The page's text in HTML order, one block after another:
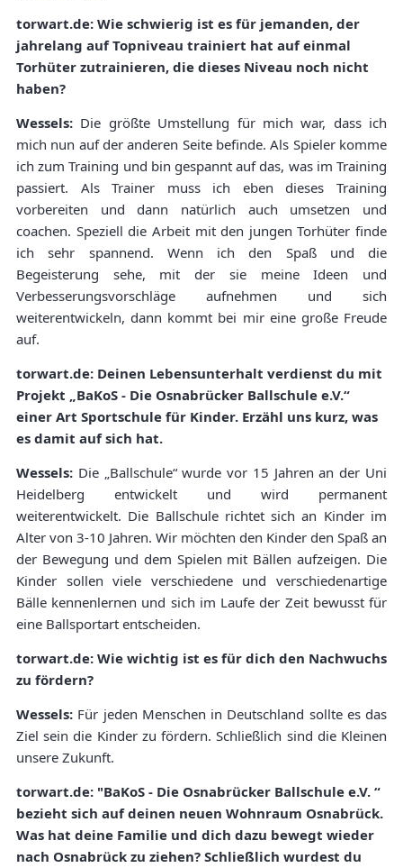
torwart.de: Wie schwierig ist es für jemanden, der
jahrelang auf Topniveau trainiert hat auf einmal
Torhüter zutrainieren, die dieses Niveau noch nicht
haben?
Wessels: Die größte Umstellung für mich war, dass ich
mich nun auf der anderen Seite befinde. Als Spieler komme
ich zum Training und bin gespannt auf das, was im Training
passiert. Als Trainer muss ich eben dieses Training
vorbereiten und dann natürlich auch umsetzen und
coachen. Speziell die Arbeit mit den jungen Torhüter finde
ich sehr spannend. Wenn ich den Spaß und die
Begeisterung sehe, mit der sie meine Ideen und
Verbesserungsvorschläge aufnehmen und sich
weiterentwickeln, dann kommt bei mir eine große Freude
auf.
torwart.de: Deinen Lebensunterhalt verdienst du mit
Projekt „BaKoS - Die Osnabrücker Ballschule e.V.“
einer Art Sportschule für Kinder. Erzähl uns kurz, was
es damit auf sich hat.
Wessels: Die „Ballschule“ wurde vor 15 Jahren an der Uni
Heidelberg entwickelt und wird permanent
weiterentwickelt. Die Ballschule richtet sich an Kinder im
Alter von 3-10 Jahren. Wir möchten den Kinder den Spaß an
der Bewegung und dem Spielen mit Bällen aufzeigen. Die
Kinder sollen viele verschiedene und verschiedenartige
Bälle kennenlernen und sich im Laufe der Zeit bewusst für
eine Ballsportart entscheiden.
torwart.de: Wie wichtig ist es für dich den Nachwuchs
zu fördern?
Wessels: Für jeden Menschen in Deutschland sollte es das
Ziel sein die Kinder zu fördern. Schließlich sind die Kleinen
unsere Zukunft.
torwart.de: "BaKoS - Die Osnabrücker Ballschule e.V. “
bezieht sich auf deinen neuen Wohnraum Osnabrück.
Was hat deine Familie und dich dazu bewegt wieder
nach Osnabrück zu ziehen? Schließlich wurdest du